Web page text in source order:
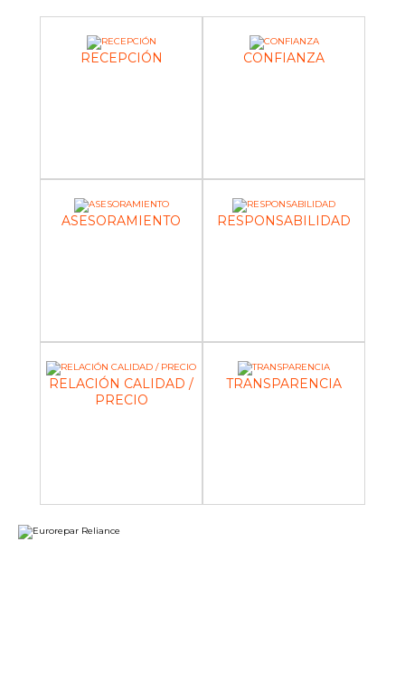
RECEPCIÓN CONFIANZA
ASESORAMIENTO RESPONSABILIDAD
RELACIÓN CALIDAD /
PRECIO
TRANSPARENCIA